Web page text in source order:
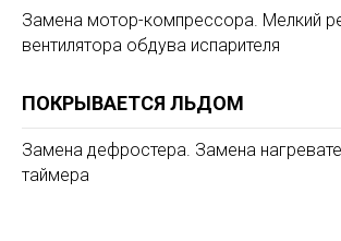
Замена мотор-компрессора. Мелкий
вентилятора обдува испарителя
ПОКРЫВАЕТСЯ ЛЬДОМ
Замена дефростера. Замена
таймера